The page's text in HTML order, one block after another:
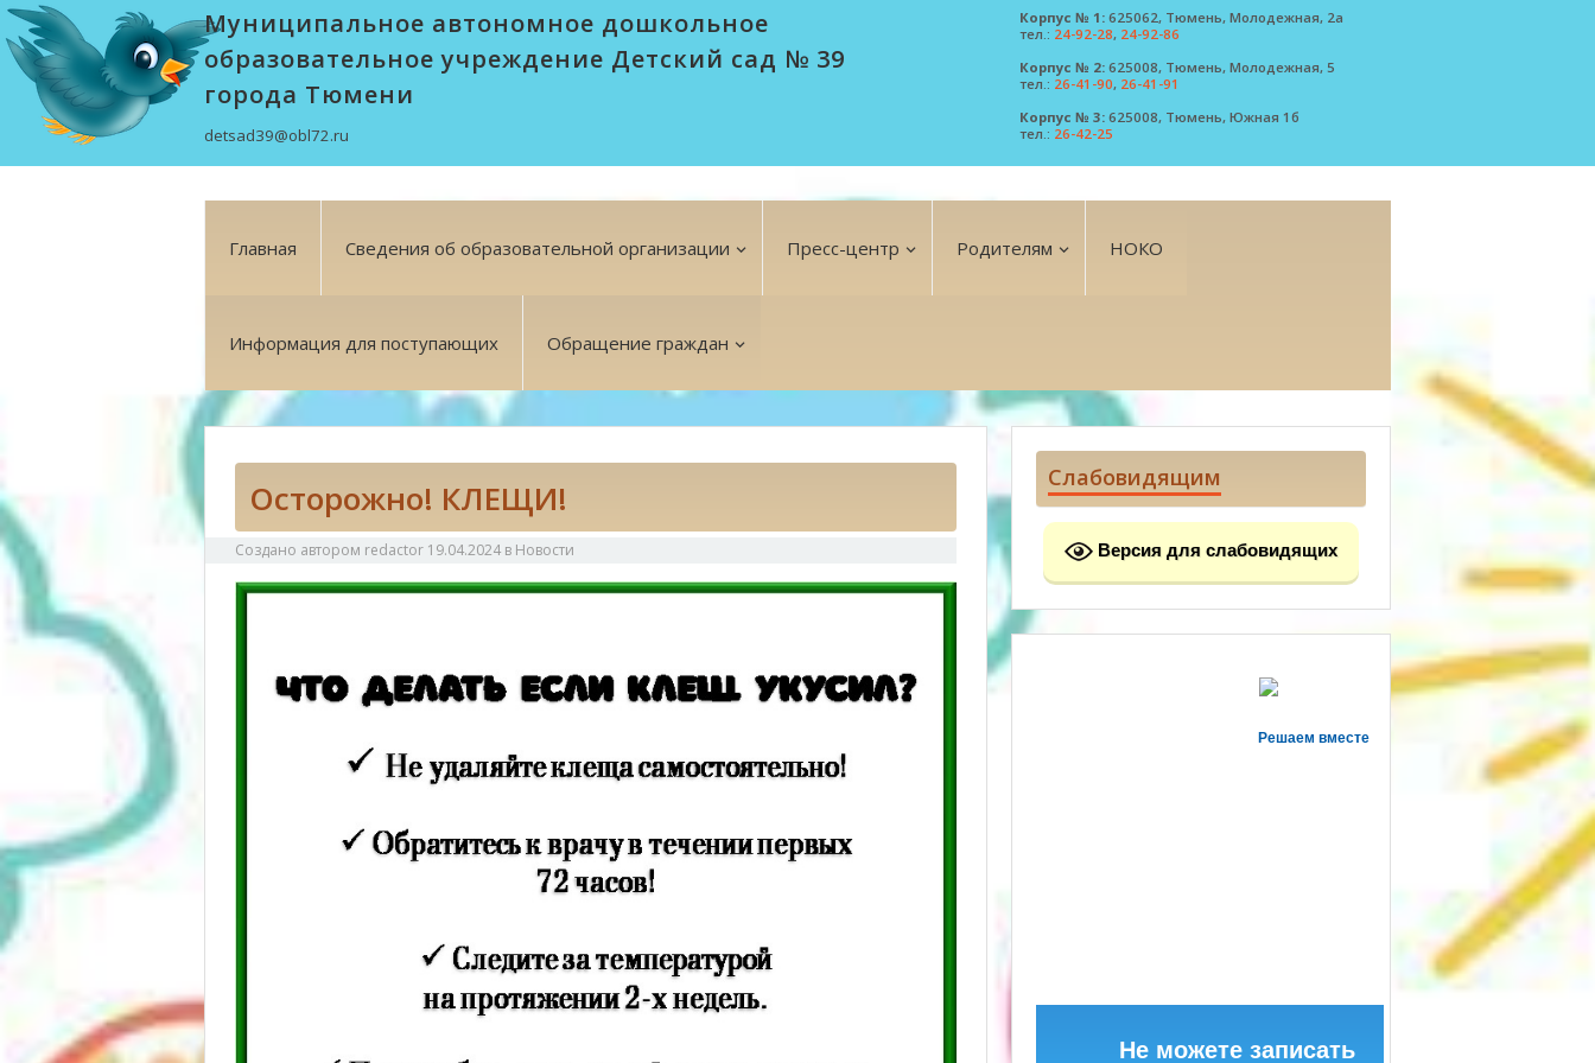
Муниципальное автономное дошкольное
образовательное учреждение Детский сад № 39
города Тюмени
detsad39@obl72.ru
Корпус № 1: 625062, Тюмень, Молодежная, 2а
тел.: 24-92-28, 24-92-86
Корпус № 2: 625008, Тюмень, Молодежная, 5
тел.: 26-41-90, 26-41-91
Корпус № 3: 625008, Тюмень, Южная 1б
тел.: 26-42-25
Главная Сведения об образовательной организации Пресс-центр Родителям НОКО
Информация для поступающих Обращение граждан
Осторожно! КЛЕЩИ!
Создано автором redactor 19.04.2024 в Новости
Слабовидящим
Версия для слабовидящих
Решаем вместе
Не можете записать